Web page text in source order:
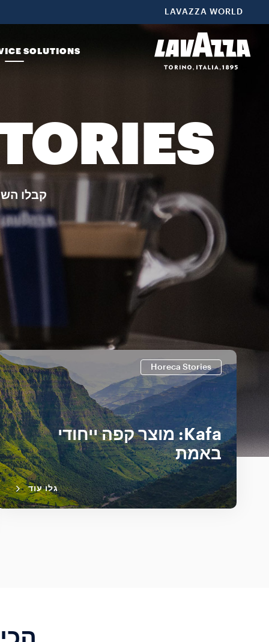
LAVAZZA WORLD
SOLUTIONS
קבלו
Horeca Stories
Kafa: מוצר קפה ייחודי
באמת
גלו עוד